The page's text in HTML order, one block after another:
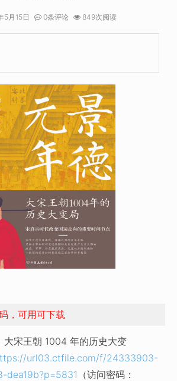
5月15日 0条评论 849次阅读
，可用可下载
大宋王朝 1004 年的历史大变
url03.ctfile.com/f/24333903-
dea19b?p=5831
（访问密码：